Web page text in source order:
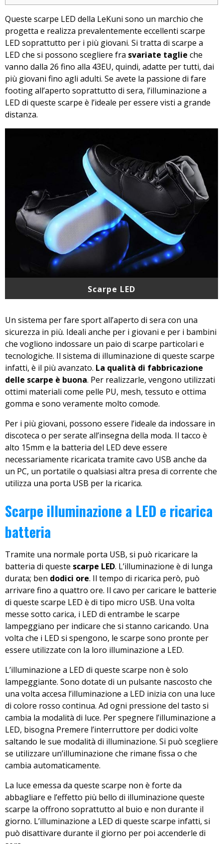
Queste scarpe LED della LeKuni sono un marchio che
progetta e realizza prevalentemente eccellenti scarpe
LED soprattutto per i più giovani. Si tratta di scarpe a
LED che si possono scegliere fra svariate taglie che
vanno dalla 26 fino alla 43EU, quindi, adatte per tutti, dai
più giovani fino agli adulti. Se avete la passione di fare
footing all’aperto soprattutto di sera, l’illuminazione a
LED di queste scarpe è l’ideale per essere visti a grande
distanza.
Scarpe LED
Un sistema per fare sport all’aperto di sera con una
sicurezza in più. Ideali anche per i giovani e per i bambini
che vogliono indossare un paio di scarpe particolari e
tecnologiche. Il sistema di illuminazione di queste scarpe
infatti, è il più avanzato. La qualità di fabbricazione
delle scarpe è buona. Per realizzarle, vengono utilizzati
ottimi materiali come pelle PU, mesh, tessuto e ottima
gomma e sono veramente molto comode.
Per i più giovani, possono essere l’ideale da indossare in
discoteca o per serate all’insegna della moda. Il tacco è
alto 15mm e la batteria del LED deve essere
necessariamente ricaricata tramite cavo USB anche da
un PC, un portatile o qualsiasi altra presa di corrente che
utilizza una porta USB per la ricarica.
Scarpe illuminazione a LED e ricarica
batteria
Tramite una normale porta USB, si può ricaricare la
batteria di queste scarpe LED. L’illuminazione è di lunga
durata; ben dodici ore. Il tempo di ricarica però, può
arrivare fino a quattro ore. Il cavo per caricare le batterie
di queste scarpe LED è di tipo micro USB. Una volta
messe sotto carica, i LED di entrambe le scarpe
lampeggiano per indicare che si stanno caricando. Una
volta che i LED si spengono, le scarpe sono pronte per
essere utilizzate con la loro illuminazione a LED.
L’illuminazione a LED di queste scarpe non è solo
lampeggiante. Sono dotate di un pulsante nascosto che
una volta accesa l’illuminazione a LED inizia con una luce
di colore rosso continua. Ad ogni pressione del tasto si
cambia la modalità di luce. Per spegnere l’illuminazione a
LED, bisogna Premere l’interruttore per dodici volte
saltando le sue modalità di illuminazione. Si può scegliere
se utilizzare un’illuminazione che rimane fissa o che
cambia automaticamente.
La luce emessa da queste scarpe non è forte da
abbagliare e l’effetto più bello di illuminazione queste
scarpe la offrono soprattutto al buio e non durante il
giorno. L’illuminazione a LED di queste scarpe infatti, si
può disattivare durante il giorno per poi accenderle di